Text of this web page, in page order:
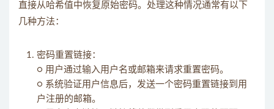
直接从哈希值中恢复原始密码。处理这种情况通常有以下
几种方法：
密码重置链接：
○ 用户通过输入用户名或邮箱来请求重置密码。
○ 系统验证用户信息后，发送一个密码重置链接到用
户注册的邮箱。